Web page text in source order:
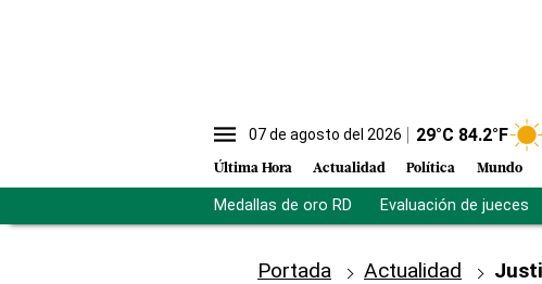
07 de agosto del 2026 29°C 84.2°F
Última Hora Actualidad Política Mundo
Medallas de oro RD Evaluación de jueces
Portada Actualidad